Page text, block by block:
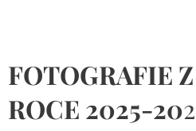
FOTOGRAFIE
ROCE 2025-20